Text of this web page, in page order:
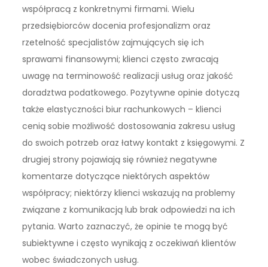
współpracą z konkretnymi firmami. Wielu
przedsiębiorców docenia profesjonalizm oraz
rzetelność specjalistów zajmujących się ich
sprawami finansowymi; klienci często zwracają
uwagę na terminowość realizacji usług oraz jakość
doradztwa podatkowego. Pozytywne opinie dotyczą
także elastyczności biur rachunkowych – klienci
cenią sobie możliwość dostosowania zakresu usług
do swoich potrzeb oraz łatwy kontakt z księgowymi. Z
drugiej strony pojawiają się również negatywne
komentarze dotyczące niektórych aspektów
współpracy; niektórzy klienci wskazują na problemy
związane z komunikacją lub brak odpowiedzi na ich
pytania. Warto zaznaczyć, że opinie te mogą być
subiektywne i często wynikają z oczekiwań klientów
wobec świadczonych usług.